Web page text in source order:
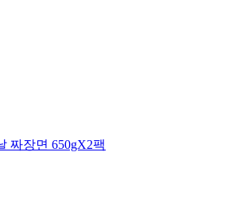
짜장면 650gX2팩